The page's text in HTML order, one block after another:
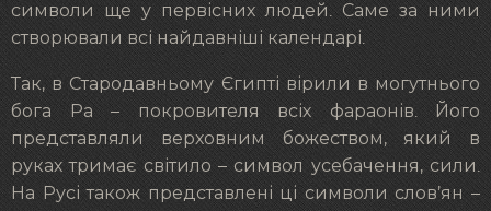
символи ще у первісних людей. Саме за ними
створювали всі найдавніші календарі.
Так, в Стародавньому Єгипті вірили в могутнього
бога Ра – покровителя всіх фараонів. Його
представляли верховним божеством, який в
руках тримає світило – символ усебачення, сили.
На Русі також представлені ці символи слов’ян –